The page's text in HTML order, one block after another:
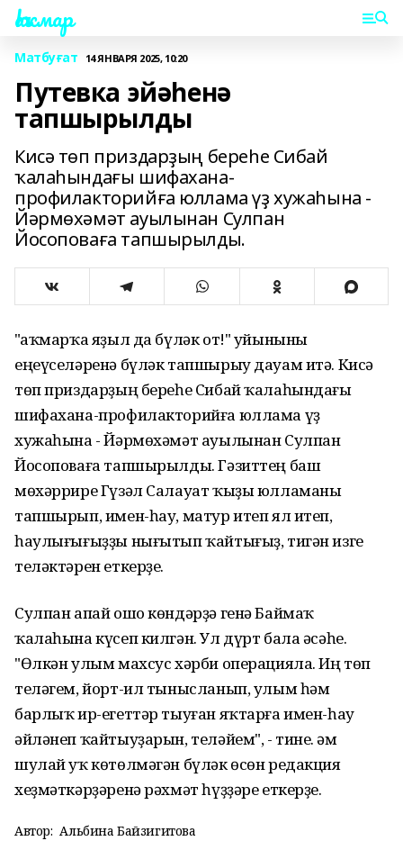
Һаҡмар
Матбуғат 14 ЯНВАРЯ 2025, 10:20
Путевка эйәһенә
тапшырылды
Кисә төп приздарҙың береһе Сибай
ҡалаһындағы шифахана-
профилакторийға юллама үҙ хужаһына -
Йәрмөхәмәт ауылынан Сулпан
Йосоповаға тапшырылды.
"Һаҡмарҡа яҙыл да бүләк от!" уйыныны
еңеүселәренә бүләк тапшырыу дауам итә. Кисә
төп приздарҙың береһе Сибай ҡалаһындағы
шифахана-профилакторийға юллама үҙ
хужаһына - Йәрмөхәмәт ауылынан Сулпан
Йосоповаға тапшырылды. Гәзиттең баш
мөхәррире Гүзәл Салауат ҡыҙы юлламаны
тапшырып, имен-һау, матур итеп ял итеп,
һаулығығыҙҙы нығытып ҡайтығыҙ, тигән изге
теләктәрен еткерҙе.
Сулпан апай ошо көндәрҙә генә Баймаҡ
ҡалаһына күсеп килгән. Ул дүрт бала әсәһе.
"Өлкән улым махсус хәрби операцияла. Иң төп
теләгем, йорт-ил тынысланып, улым һәм
барлыҡ ир-егеттәр тыуған яҡтарға имен-һау
әйләнеп ҡайтыуҙарын, теләйем", - тине. Һәм
шулай уҡ көтөлмәгән бүләк өсөн редакция
хеҙмәткәрҙәренә рәхмәт һүҙҙәре еткерҙе.
Автор: Альбина Байзигитова